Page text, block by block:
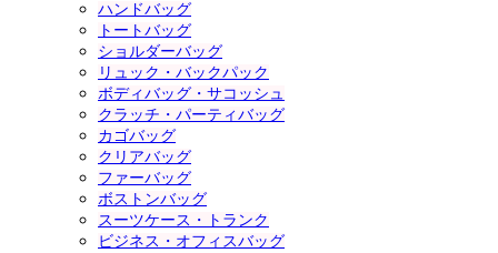
ハンドバッグ
トートバッグ
ショルダーバッグ
リュック・バックパック
ボディバッグ・サコッシュ
クラッチ・パーティバッグ
カゴバッグ
クリアバッグ
ファーバッグ
ボストンバッグ
スーツケース・トランク
ビジネス・オフィスバッグ